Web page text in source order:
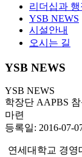
리더십과 행
YSB NEWS
시설안내
오시는 길
YSB NEWS
YSB NEWS
학장단 AAPBS
마련
등록일: 2016-07-
연세대학교 경영